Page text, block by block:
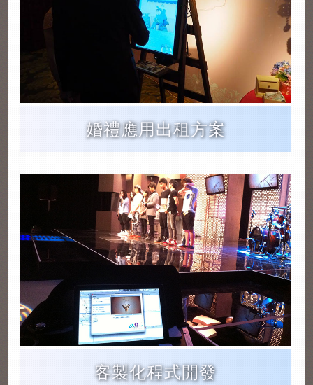
婚禮應用出租方案
客製化程式開發